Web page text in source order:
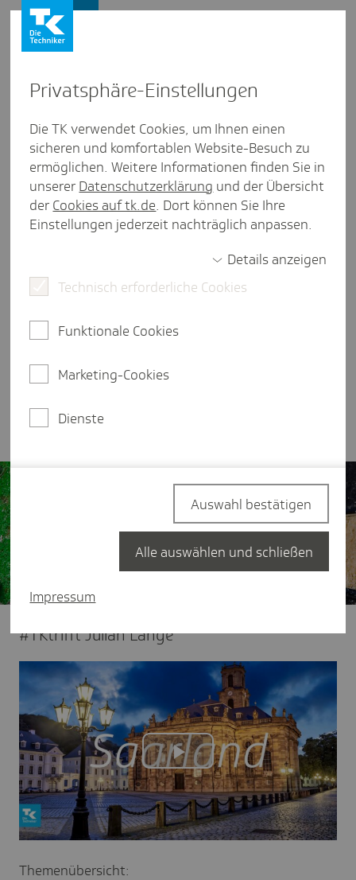
#TKtrifft Julian Lange
Inter­view aus Saar­land
Seit April 2022 ist Julian Lange Sprecher der
saarländischen Landesregierung. Grund genug, ihn
einzuladen. Bei dem spannenden Gespräch haben
wir einige Gemeinsamkeiten festgestellt. Unter
anderem waren er und LV-Leiter Stefan Groh
beide der Meinung, dass die Digitalisierung und
das Saarland bieten.
Presse und Politik Gesundheitspolitik
#TKtrifft Julian Lange
Play
Video
Themenübersicht:
Privat­sphäre-Einstel­lungen
Die TK verwendet Cookies, um Ihnen einen
sicheren und komfortablen Website-Besuch zu
ermöglichen. Weitere Informationen finden Sie in
unserer Datenschutzerklärung und der Übersicht
der Cookies auf tk.de. Dort können Sie Ihre
Einstellungen jederzeit nachträglich anpassen.
Details anzeigen
Technisch erforderliche Cookies
Funktionale Cookies
Marketing-Cookies
Dienste
Impressum
Auswahl bestätigen
Alle auswählen und schließen